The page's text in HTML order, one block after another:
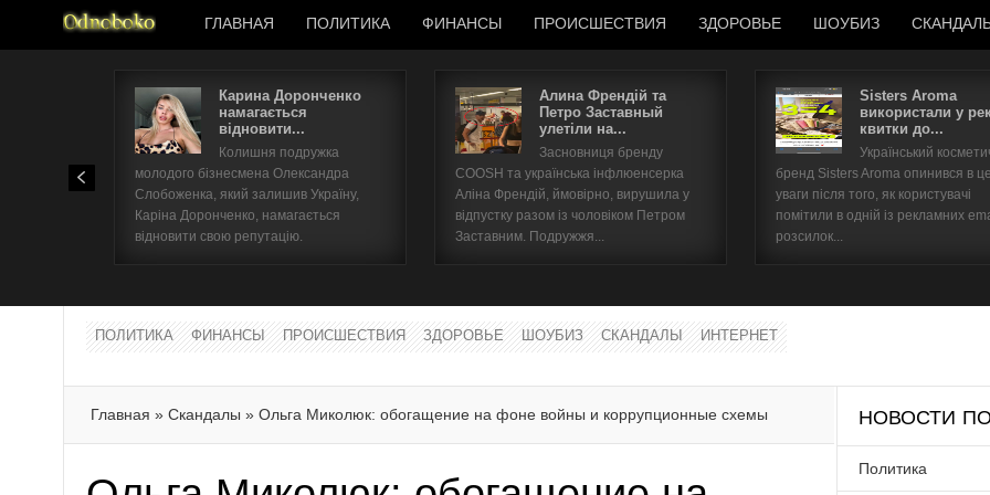
ГЛАВНАЯ ПОЛИТИКА ФИНАНСЫ ПРОИСШЕСТВИЯ ЗДОРОВЬЕ ШОУБИЗ
Карина Доронченко
намагається
відновити...
Колишня подружка
молодого бізнесмена Олександра
Слобоженка, який залишив Україну,
Каріна Доронченко, намагається
відновити свою репутацію.
Алина Френдій та
Петро Заставный
улетіли на...
Засновниця бренду
COOSH та українська інфлюенсерка
Аліна Френдій, ймовірно, вирушила у
відпустку разом із чоловіком Петром
Заставним. Подружжя...
Sisters Aroma
використали у
квитки до...
Український
бренд Sisters Aroma опинився в
уваги після того, як користувачі
помітили в одній із рекламних
розсилок...
ПОЛИТИКА ФИНАНСЫ ПРОИСШЕСТВИЯ ЗДОРОВЬЕ ШОУБИЗ СКАНДАЛЫ ИНТЕРНЕТ
Главная » Скандалы » Ольга Миколюк: обогащение на фоне войны и коррупционные схемы НОВОСТИ
Политика
Имя пользователя
Забыли имя пользователя?